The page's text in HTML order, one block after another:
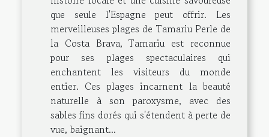
que seule l'Espagne peut offrir. Les
merveilleuses plages de Tamariu Perle de
la Costa Brava, Tamariu est reconnue
pour ses plages spectaculaires qui
enchantent les visiteurs du monde
entier. Ces plages incarnent la beauté
naturelle à son paroxysme, avec des
sables fins dorés qui s'étendent à perte de
vue, baignant...